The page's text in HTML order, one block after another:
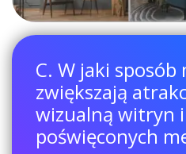
C. W jaki
zwiększają
wizualną witryn
poświęconych